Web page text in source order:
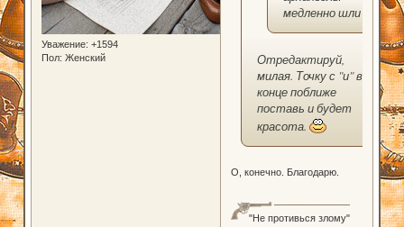
Уважение: +1594
Пол: Женский
медленно шли .
Отредактируй,
милая. Точку с "и" в
конце поближе
поставь и будет
красота.
О, конечно. Благодарю.
"Не противься злому"